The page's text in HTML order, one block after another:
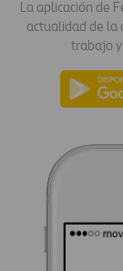
La aplicación de
actualidad de la
trabajo